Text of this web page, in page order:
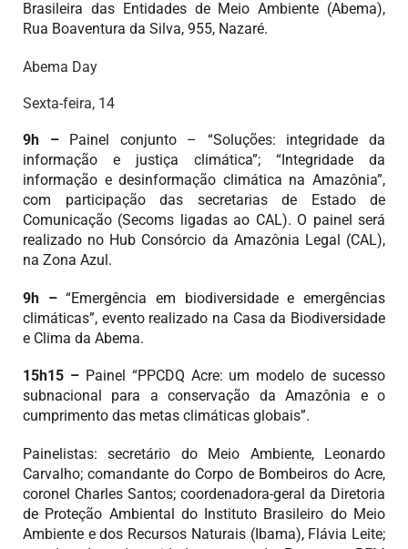
Brasileira das Entidades de Meio Ambiente (Abema),
Rua Boaventura da Silva, 955, Nazaré.
Abema Day
Sexta-feira, 14
9h –Painel conjunto – “Soluções: integridade da
informação e justiça climática”; “Integridade da
informação e desinformação climática na Amazônia”,
com participação das secretarias de Estado de
Comunicação (Secoms ligadas ao CAL). O painel será
realizado no Hub Consórcio da Amazônia Legal (CAL),
na Zona Azul.
9h –“Emergência em biodiversidade e emergências
climáticas”, evento realizado na Casa da Biodiversidade
e Clima da Abema.
15h15 –Painel “PPCDQ Acre: um modelo de sucesso
subnacional para a conservação da Amazônia e o
cumprimento das metas climáticas globais”.
Painelistas: secretário do Meio Ambiente, Leonardo
Carvalho; comandante do Corpo de Bombeiros do Acre,
coronel Charles Santos; coordenadora-geral da Diretoria
de Proteção Ambiental do Instituto Brasileiro do Meio
Ambiente e dos Recursos Naturais (Ibama), Flávia Leite;